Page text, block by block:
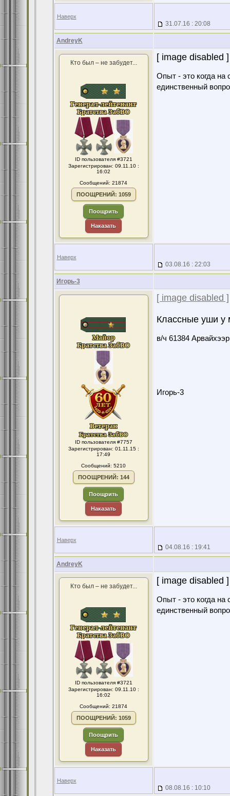
Наверх
31.07.16 : 20:08
AndreyK
Кто был – не забудет...
ID пользователя #3721
Зарегистрирован: 09.11.10 :
16:02
Сообщений: 21874
ПООЩРЕНИЙ: 1059
Поощрить
Наказать
[ image disabled ]
Опыт - это когда на
единственный
Наверх
03.08.16 : 22:03
Игорь-3
ID пользователя #7757
Зарегистрирован: 01.11.15 :
17:49
Сообщений: 5210
ПООЩРЕНИЙ: 144
Поощрить
Наказать
[ image disabled ]
Классные уши
в/ч 61384
Игорь-3
Наверх
04.08.16 : 19:41
AndreyK
Кто был – не забудет...
ID пользователя #3721
Зарегистрирован: 09.11.10 :
16:02
Сообщений: 21874
ПООЩРЕНИЙ: 1059
Поощрить
Наказать
[ image disabled ]
Опыт - это когда на
единственный
Наверх
08.08.16 : 10:10